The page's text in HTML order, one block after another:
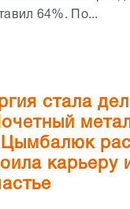
64%. По...
стала
карьеру